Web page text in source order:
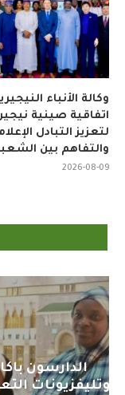
وكالة الأنباء
اتفاقية صينية
لتعزيز التبادل
والتفاهم بين
2026-08-09
اليوم :